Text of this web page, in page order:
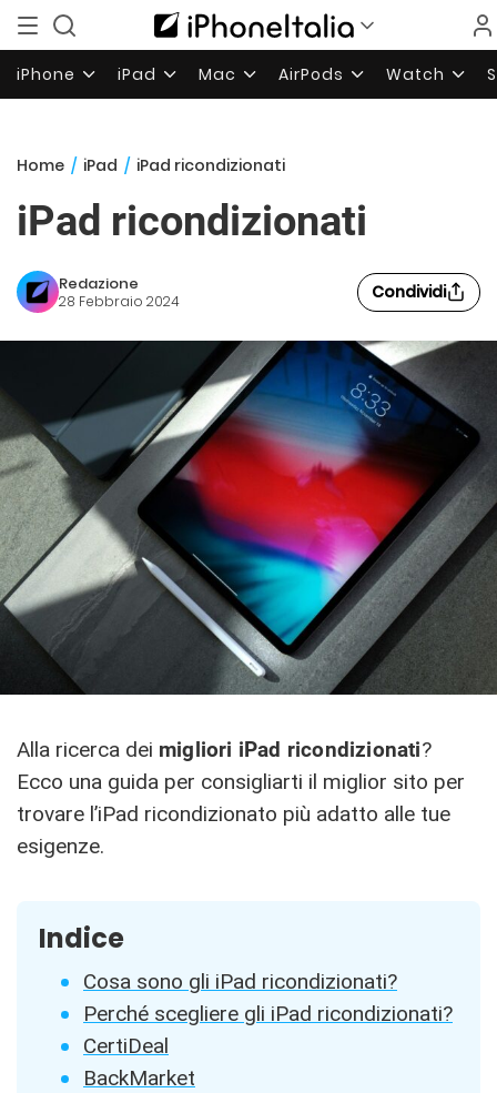
iPhone iPad Mac AirPods Watch
Home / iPad / iPad ricondizionati
iPad ricondizionati
Redazione
28 Febbraio 2024 Condividi
Alla ricerca dei migliori iPad ricondizionati?
Ecco una guida per consigliarti il miglior sito per
trovare l’iPad ricondizionato più adatto alle tue
esigenze.
Indice
Cosa sono gli iPad ricondizionati?
Perché scegliere gli iPad ricondizionati?
CertiDeal
BackMarket